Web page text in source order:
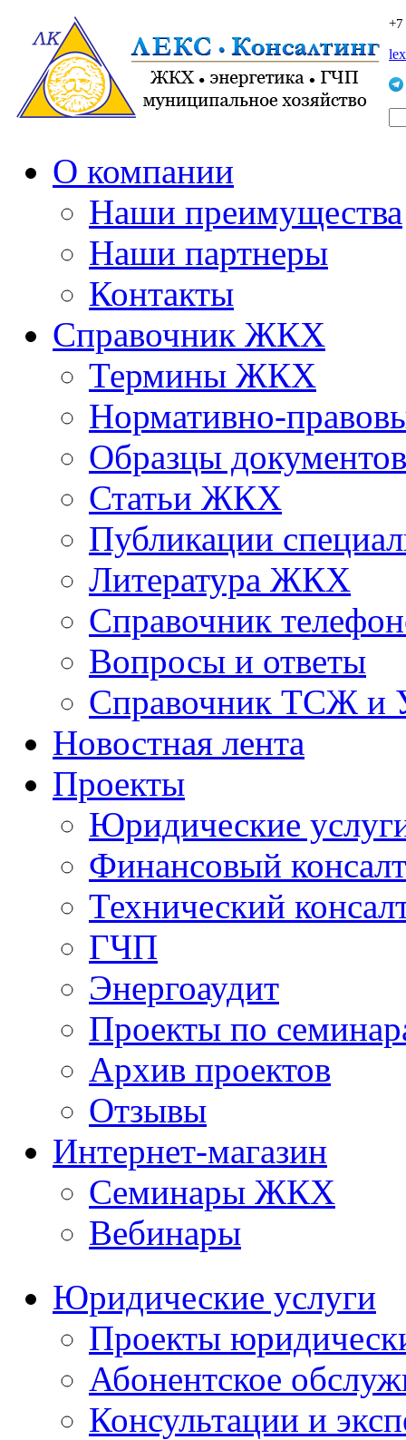
О компании
Наши преимущества
Наши партнеры
Контакты
Справочник ЖКХ
Термины ЖКХ
Нормативно-
Образцы документов
Статьи ЖКХ
Публикации
Литература ЖКХ
Справочник
Вопросы и ответы
Справочник ТСЖ и
Новостная лента
Проекты
Юридические
Финансовый
Технический
ГЧП
Энергоаудит
Проекты по
Архив проектов
Отзывы
Интернет-магазин
Семинары ЖКХ
Вебинары
Юридические услуги
Проекты
Абонентское
Консультации и